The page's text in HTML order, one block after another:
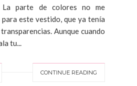
La parte de colores no me
para este vestido, que ya tenía
Aunque cuando
tu...
CONTINUE READING